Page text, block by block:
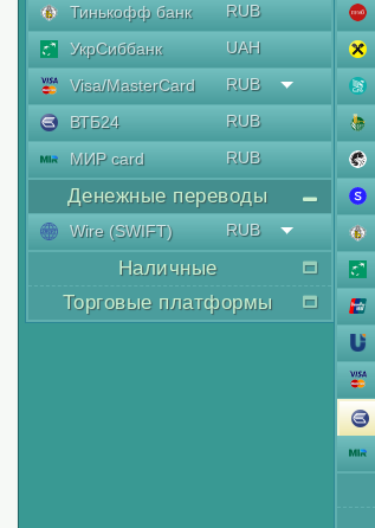
Тинькофф банк
RUB
УкрСиббанк
UAH
Visa/MasterCard
RUB
ВТБ24
RUB
МИР card
RUB
Денежные переводы
Wire (SWIFT) RUB
Наличные
Торговые платформы